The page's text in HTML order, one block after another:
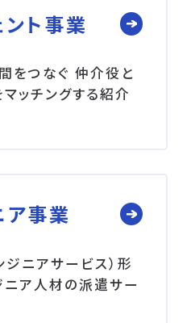
ト事業
をつなぐ 仲介役と
ッチングする紹介
ア事業
ジニアサービス）形
ア人材の派遣サー